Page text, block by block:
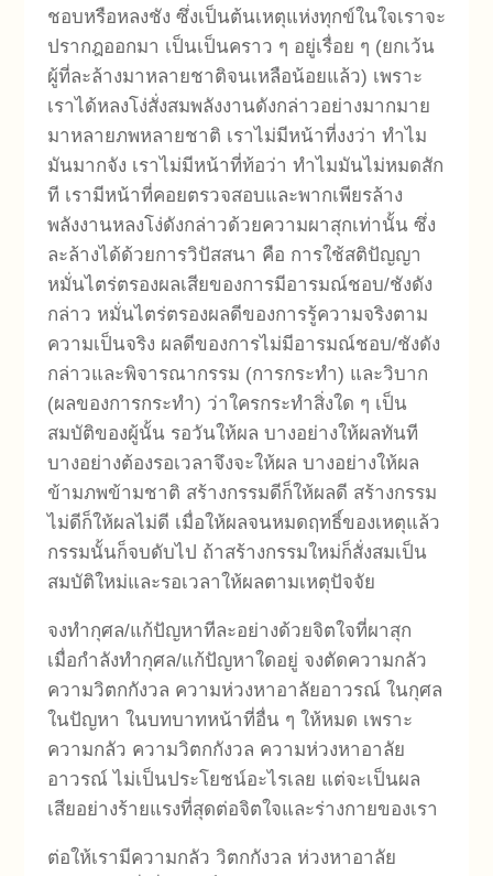
ชอบหรือหลงชัง ซึ่งเป็นต้นเหตุแห่งทุกข์ในใจเราจะ
ปรากฎออกมา เป็นเป็นคราว ๆ อยู่เรื่อย ๆ (ยกเว้น
ผู้ที่ละล้างมาหลายชาติจนเหลือน้อยแล้ว) เพราะ
เราได้หลงโง่สั่งสมพลังงานดังกล่าวอย่างมากมาย
มาหลายภพหลายชาติ เราไม่มีหน้าที่งงว่า ทำไม
มันมากจัง เราไม่มีหน้าที่ท้อว่า ทำไมมันไม่หมดสัก
ที เรามีหน้าที่คอยตรวจสอบและพากเพียรล้าง
พลังงานหลงโง่ดังกล่าวด้วยความผาสุกเท่านั้น ซึ่ง
ละล้างได้ด้วยการวิปัสสนา คือ การใช้สติปัญญา
หมั่นไตร่ตรองผลเสียของการมีอารมณ์ชอบ/ชังดัง
กล่าว หมั่นไตร่ตรองผลดีของการรู้ความจริงตาม
ความเป็นจริง ผลดีของการไม่มีอารมณ์ชอบ/ชังดัง
กล่าวและพิจารณากรรม (การกระทำ) และวิบาก
(ผลของการกระทำ) ว่าใครกระทำสิ่งใด ๆ เป็น
สมบัติของผู้นั้น รอวันให้ผล บางอย่างให้ผลทันที
บางอย่างต้องรอเวลาจึงจะให้ผล บางอย่างให้ผล
ข้ามภพข้ามชาติ สร้างกรรมดีก็ให้ผลดี สร้างกรรม
ไม่ดีก็ให้ผลไม่ดี เมื่อให้ผลจนหมดฤทธิ์ของเหตุแล้ว
กรรมนั้นก็จบดับไป ถ้าสร้างกรรมใหม่ก็สั่งสมเป็น
สมบัติใหม่และรอเวลาให้ผลตามเหตุปัจจัย
จงทำกุศล/แก้ปัญหาทีละอย่างด้วยจิตใจที่ผาสุก
เมื่อกำลังทำกุศล/แก้ปัญหาใดอยู่ จงตัดความกลัว
ความวิตกกังวล ความห่วงหาอาลัยอาวรณ์ ในกุศล
ในปัญหา ในบทบาทหน้าที่อื่น ๆ ให้หมด เพราะ
ความกลัว ความวิตกกังวล ความห่วงหาอาลัย
อาวรณ์ ไม่เป็นประโยชน์อะไรเลย แต่จะเป็นผล
เสียอย่างร้ายแรงที่สุดต่อจิตใจและร่างกายของเรา
ต่อให้เรามีความกลัว วิตกกังวล ห่วงหาอาลัย